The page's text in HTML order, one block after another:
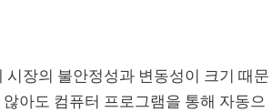
장의 불안정성과 변동성이 크기 때문
아도 컴퓨터 프로그램을 통해 자동으